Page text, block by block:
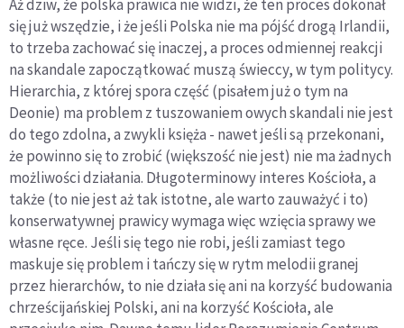
Aż dziw, że polska prawica nie widzi, że ten proces dokonał
się już wszędzie, i że jeśli Polska nie ma pójść drogą Irlandii,
to trzeba zachować się inaczej, a proces odmiennej reakcji
na skandale zapoczątkować muszą świeccy, w tym politycy.
Hierarchia, z której spora część (pisałem już o tym na
Deonie) ma problem z tuszowaniem owych skandali nie jest
do tego zdolna, a zwykli księża - nawet jeśli są przekonani,
że powinno się to zrobić (większość nie jest) nie ma żadnych
możliwości działania. Długoterminowy interes Kościoła, a
także (to nie jest aż tak istotne, ale warto zauważyć i to)
konserwatywnej prawicy wymaga więc wzięcia sprawy we
własne ręce. Jeśli się tego nie robi, jeśli zamiast tego
maskuje się problem i tańczy się w rytm melodii granej
przez hierarchów, to nie działa się ani na korzyść budowania
chrześcijańskiej Polski, ani na korzyść Kościoła, ale